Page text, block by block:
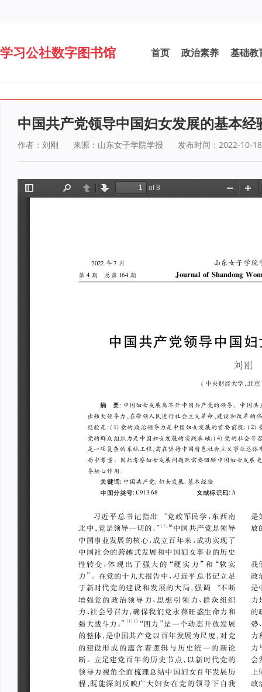
学习公社数字图书馆 首页 政治素养 基础教
中国共产党领导中国妇女发展的基本经
作者：刘刚 来源：山东女子学院学报 发布时间：2022-10-18